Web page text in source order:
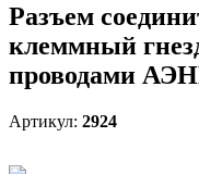
Разъем
клеммный
проводами
Артикул: 2924